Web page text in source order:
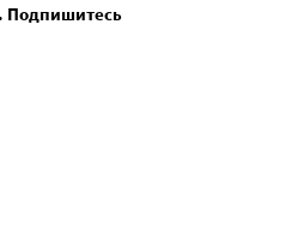
Подпишитесь